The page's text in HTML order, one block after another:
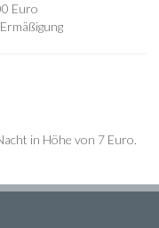
Euro
in Höhe von 7 Euro.